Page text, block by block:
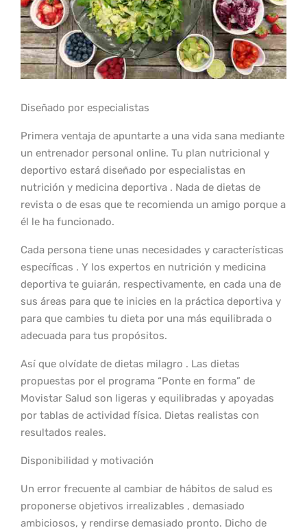
Diseñado por especialistas
Primera ventaja de apuntarte a una vida sana mediante
un entrenador personal online. Tu plan nutricional y
deportivo estará diseñado por especialistas en
nutrición y medicina deportiva . Nada de dietas de
revista o de esas que te recomienda un amigo porque a
él le ha funcionado.
Cada persona tiene unas necesidades y características
específicas . Y los expertos en nutrición y medicina
deportiva te guiarán, respectivamente, en cada una de
sus áreas para que te inicies en la práctica deportiva y
para que cambies tu dieta por una más equilibrada o
adecuada para tus propósitos.
Así que olvídate de dietas milagro . Las dietas
propuestas por el programa “Ponte en forma” de
Movistar Salud son ligeras y equilibradas y apoyadas
por tablas de actividad física. Dietas realistas con
resultados reales.
Disponibilidad y motivación
Un error frecuente al cambiar de hábitos de salud es
proponerse objetivos irrealizables , demasiado
ambiciosos, y rendirse demasiado pronto. Dicho de